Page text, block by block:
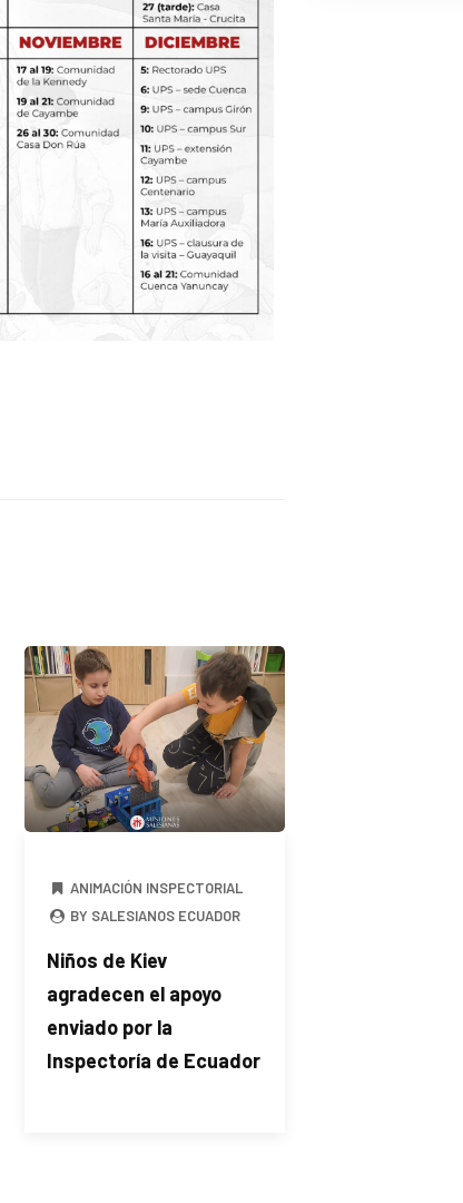
ANIMACIÓN INSPECTORIAL
BY SALESIANOS ECUADOR
Niños de Kiev
agradecen el apoyo
enviado por la
Inspectoría de Ecuador